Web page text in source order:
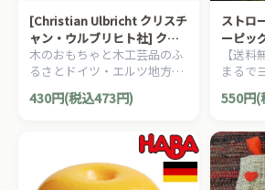
[Christian Ulbricht クリスチ
ャン・ウルブリヒト社] クリ
スマスオーナメント Petrus
木のおもちゃと木工芸品のふ
るさとドイツ・エルツ地方ザ
イフェン村の手工芸の聖ペト
ロの木製クリスマスオーナメ
430円(税込473円)
ストロ
ーピッ
【送料
まるで
よう。
クリス
イルの
トです
550円(